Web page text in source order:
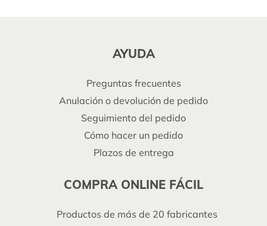
AYUDA
Preguntas frecuentes
Anulación o devolución de pedido
Seguimiento del pedido
Cómo hacer un pedido
Plazos de entrega
COMPRA ONLINE FÁCIL
Productos de más de 20 fabricantes